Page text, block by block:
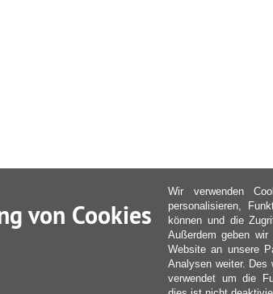
von Cookies
Wir verwenden
personalisieren,
können und die
Außerdem geben
Website an unsere
Analysen weiter. Des
verwendet um die